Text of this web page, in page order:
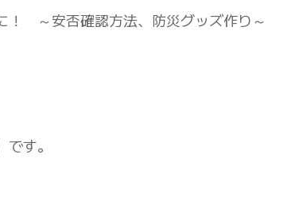
！ ～安否確認方法、防災グッズ作り～
です。